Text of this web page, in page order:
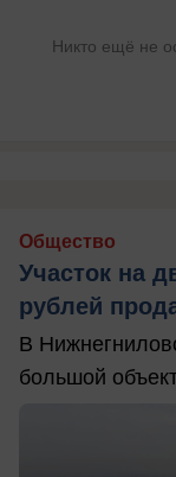
Никто ещё не
Общество
Участок на
рублей
В
большой